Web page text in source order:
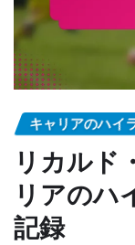
キャリアのハイ
リカルド
リアのハ
記録